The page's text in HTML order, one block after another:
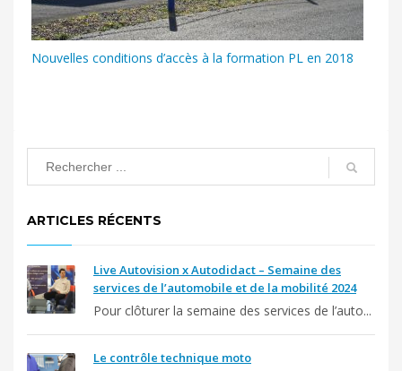
Nouvelles conditions d’accès à la formation PL en 2018
ARTICLES RÉCENTS
Live Autovision x Autodidact – Semaine des
services de l’automobile et de la mobilité 2024
Pour clôturer la semaine des services de l’auto...
Le contrôle technique moto